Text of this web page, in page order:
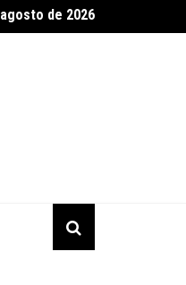
de 2026